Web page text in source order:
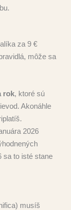
za 9 €
môže sa
rok, ktoré sú
Akonáhle
2026
sa to isté stane
musíš